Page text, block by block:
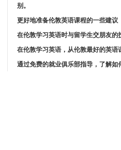
别。
更好地准备伦敦英语课程的一些建议
在伦敦学习英语时与留学生交朋友的
在伦敦学习英语，从伦敦最好的英语
通过免费的就业俱乐部指导，了解如